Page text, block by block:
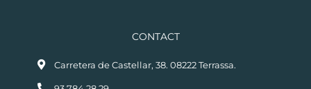
CONTACT
Carretera de Castellar, 38. 08222 Terrassa.